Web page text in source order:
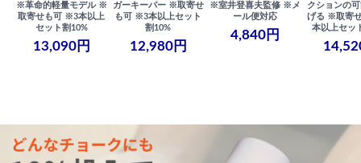
※革命的軽量モデル ※
取寄せも可 ※3本以上
セット割10%
13,090円
ガーキーパー ※取寄せ
も可 ※3本以上セット
割10%
12,980円
※室井登喜夫監修 ※メ
ール便対応
4,840円
クションの
げる ※取寄
本以上セッ